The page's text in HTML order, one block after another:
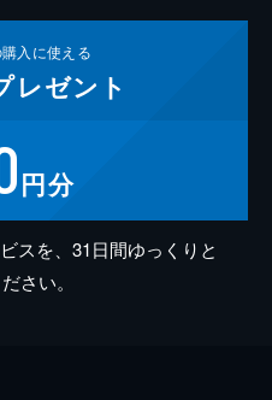
購入に使える
レゼント
円分
スを、31日間ゆっくりと
さい。